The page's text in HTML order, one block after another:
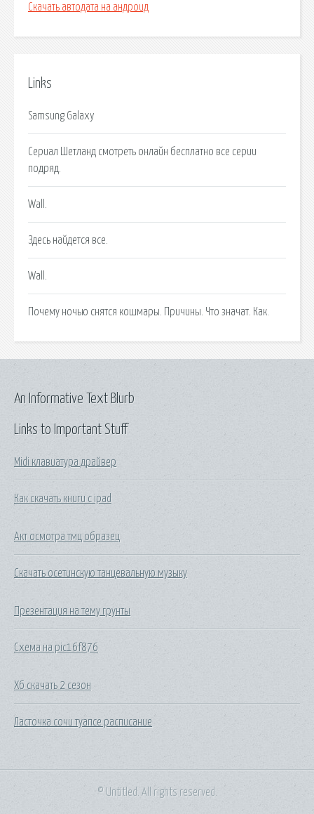
Скачать автодата на андроид
Links
Samsung Galaxy
Сериал Шетланд смотреть онлайн бесплатно все серии
подряд.
Wall.
Здесь найдется все.
Wall.
Почему ночью снятся кошмары. Причины. Что значат. Как.
Links to Important Stuff
Midi клавиатура драйвер
Как скачать книги с ipad
Акт осмотра тмц образец
Скачать осетинскую танцевальную музыку
Презентация на тему грунты
Схема на pic16f876
Хб скачать 2 сезон
Ласточка сочи туапсе расписание
An Informative Text Blurb
© Untitled. All rights reserved.